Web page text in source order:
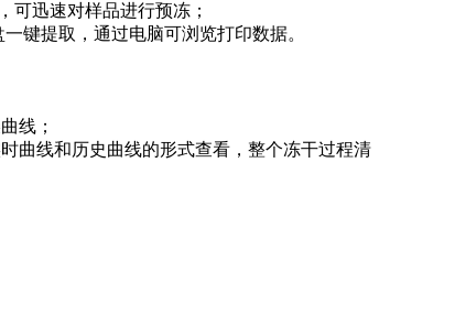
迅速对样品进行预冻；
键提取，通过电脑可浏览打印数据。
线；
曲线和历史曲线的形式查看，整个冻干过程清